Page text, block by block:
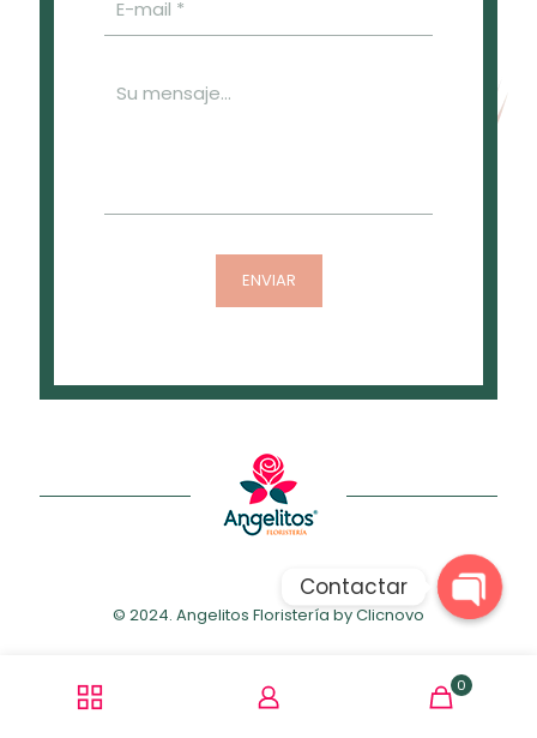
© 2024. Angelitos Floristería byClicnovo
0
Contactar
Open